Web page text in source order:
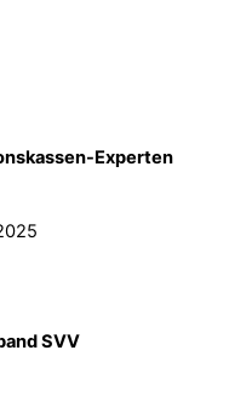
Experten
SVV